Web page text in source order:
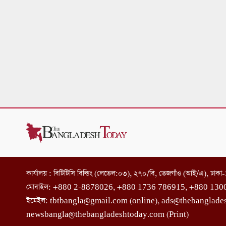
কার্যালয় : বিটিটিসি বিল্ডিং (লেভেল:০৩), ২৭০/বি, তেজগাঁও (আই/এ),
মোবাইল: +880 2-8878026, +880 1736 786915, +880
ইমেইল: tbtbangla@gmail.com (online),
newsbangla@thebangladeshtoday.com (Print)